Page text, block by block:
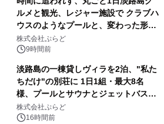
ルメと観光、レジャー施設で クラブハ
ウスのようなプールと、変わった形の
サウナも 「THE BOXY AWAJI」のお
得な素泊まり連泊プランで
株式会社ぷらど
9時間前
淡路島の一棟貸しヴィラを2泊、"私た
ちだけ"の別荘に 1日1組・最大8名
様、プールとサウナとジェットバス付
きで Villa Mon Temps AWAJIの連泊
素泊りプラン
株式会社ぷらど
16時間前